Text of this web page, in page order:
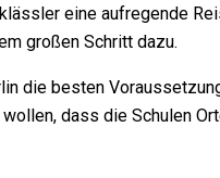
eine aufregende
großen Schritt dazu.
die besten
dass die Schulen